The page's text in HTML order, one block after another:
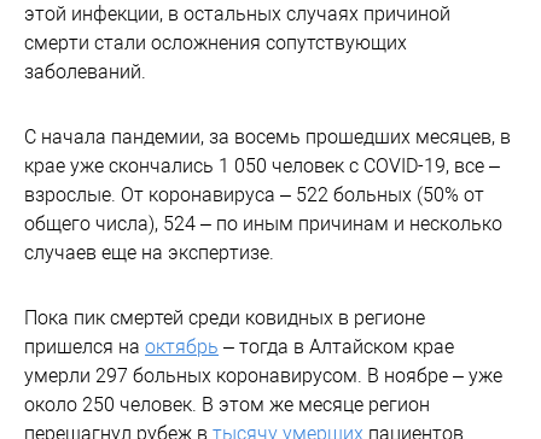
этой инфекции, в остальных случаях причиной
смерти стали осложнения сопутствующих
заболеваний.
С начала пандемии, за восемь прошедших месяцев, в
крае уже скончались 1 050 человек с COVID-19, все –
взрослые. От коронавируса – 522 больных (50% от
общего числа), 524 – по иным причинам и несколько
случаев еще на экспертизе.
Пока пик смертей среди ковидных в регионе
пришелся на октябрь – тогда в Алтайском крае
умерли 297 больных коронавирусом. В ноябре – уже
около 250 человек. В этом же месяце регион
перешагнул рубеж в тысячу умерших пациентов